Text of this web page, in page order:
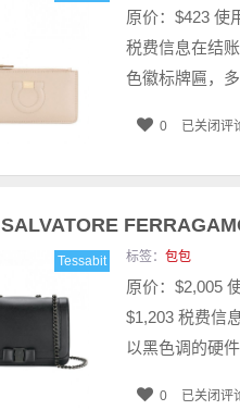
原价：$423 使
税费信息在结
色徽标牌匾，
0 已关闭评
SALVATORE
Tessabit 标签： 包包
原价：$2,005
$1,203‬ 税费信
以黑色调的硬
0 已关闭评